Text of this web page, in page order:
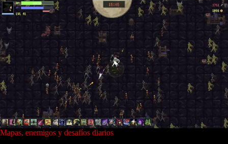
Mapas, enemigos y desafíos diarios